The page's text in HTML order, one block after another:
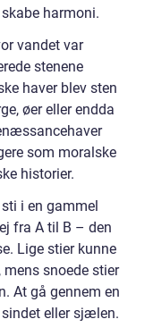
harmoni.
vandet var
stenene
haver blev sten
øer eller endda
som moralske
historier.
i en gammel
fra A til B – den
Lige stier kunne
snoede stier
At gå gennem en
sindet eller sjælen.